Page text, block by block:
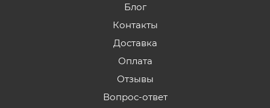
Блог
Контакты
Доставка
Оплата
Отзывы
Вопрос-ответ